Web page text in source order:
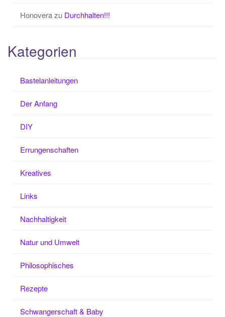
Honoverazu Durchhalten!!!
Kategorien
Bastelanleitungen
Der Anfang
DIY
Errungenschaften
Kreatives
Links
Nachhaltigkeit
Natur und Umwelt
Philosophisches
Rezepte
Schwangerschaft & Baby